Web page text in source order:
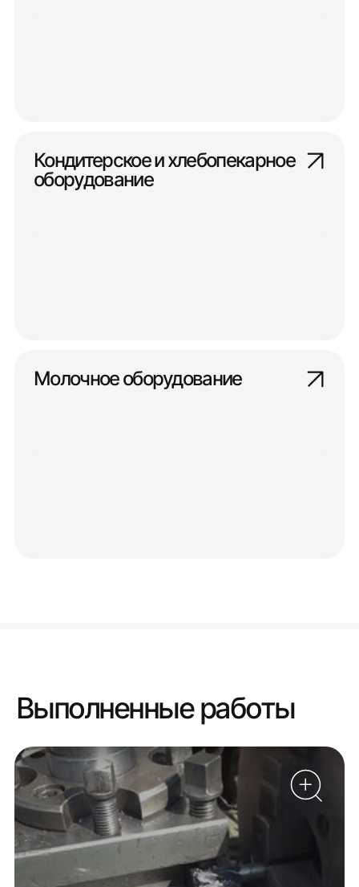
Кондитерское и хлебопекарное
оборудование
Молочное оборудование
Выполненные работы